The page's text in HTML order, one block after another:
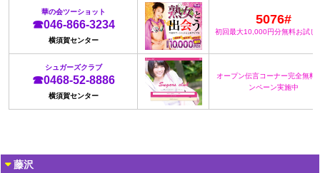
華の会ツーショット
☎046-866-3234
横須賀センター
5076#
初回最大10,000円分無料お試し
シュガーズクラブ
☎0468-52-8886
横須賀センター
オープン伝言コーナー完全無料
ンペーン実施中
藤沢